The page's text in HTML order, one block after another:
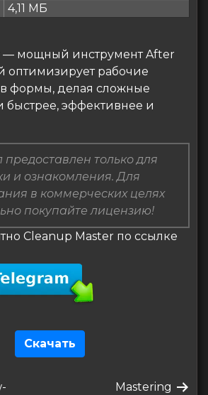
4,11 МБ
— мощный инструмент After
оптимизирует рабочие
формы, делая сложные
быстрее, эффективнее и
только для
и ознакомления. Для
в коммерческих целях
покупайте лицензию!
Cleanup Master по ссылке
Скачать
Следующая
Mastering